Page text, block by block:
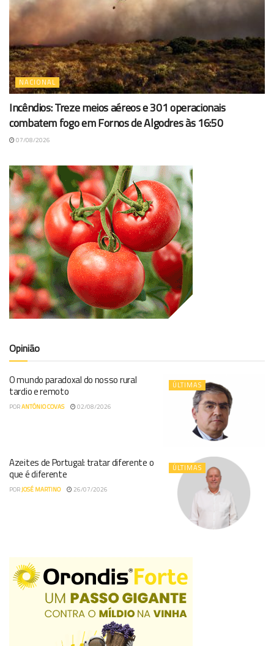
NACIONAL
Incêndios: Treze meios aéreos e 301 operacionais
combatem fogo em Fornos de Algodres às 16:50
07/08/2026
Opinião
ÚLTIMAS
O mundo paradoxal do nosso rural
tardio e remoto
PORANTÓNIO COVAS 02/08/2026
ÚLTIMAS
Azeites de Portugal: tratar diferente o
que é diferente
PORJOSÉ MARTINO 26/07/2026